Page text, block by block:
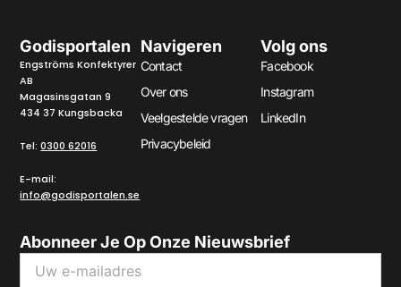
Godisportalen
Engströms Konfektyrer
AB
Magasinsgatan 9
434 37 Kungsbacka
Tel:0300 62016
E-mail:
info@godisportalen.se
Navigeren
Contact
Over ons
Veelgestelde vragen
Privacybeleid
Volg ons
Facebook
Instagram
LinkedIn
Abonneer Je Op Onze Nieuwsbrief